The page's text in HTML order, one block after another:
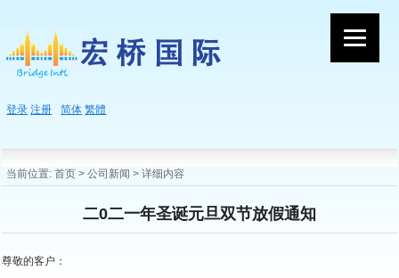
简体 繁體
登录 注册
当前位置:首页 >公司新闻 > 详细内容
二0二一年圣诞元旦双节放假通知
尊敬的客户：